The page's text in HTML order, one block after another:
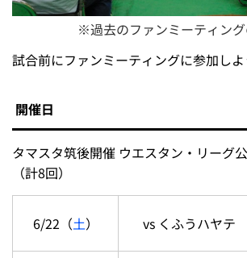
※過去のファンミーティン
試合前にファンミーティングに参加しよ
開催日
タマスタ筑後開催 ウエスタン・リーグ
（計8回）
6/22（土） vs くふうハヤテ